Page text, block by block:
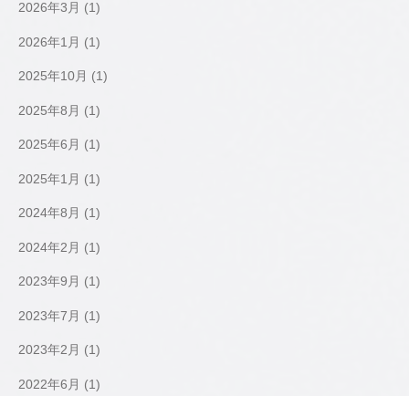
2026年3月 (1)
2026年1月 (1)
2025年10月 (1)
2025年8月 (1)
2025年6月 (1)
2025年1月 (1)
2024年8月 (1)
2024年2月 (1)
2023年9月 (1)
2023年7月 (1)
2023年2月 (1)
2022年6月 (1)